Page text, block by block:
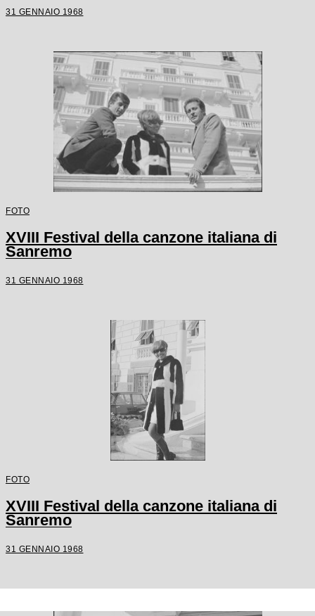
31 GENNAIO 1968
FOTO
XVIII Festival della canzone italiana di
Sanremo
31 GENNAIO 1968
FOTO
XVIII Festival della canzone italiana di
Sanremo
31 GENNAIO 1968